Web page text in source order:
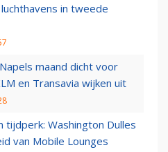
in tweede
maand dicht voor
en Transavia wijken uit
tijdperk: Washington Dulles
van Mobile Lounges